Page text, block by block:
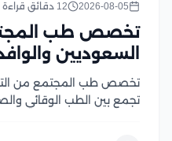
2026-08-05 12 دقائق قراءة
تخصص طب
السعوديين
تخصص طب المجتمع من
تجمع بين الطب الوقائي